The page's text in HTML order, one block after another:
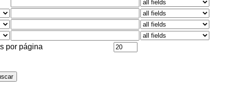
por página